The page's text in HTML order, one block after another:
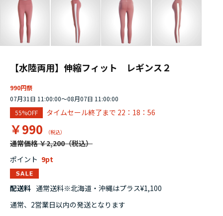
【水陸両用】伸縮フィット レギンス２
990円祭
07月31日 11:00:00～08月07日 11:00:00
55%OFF
タイムセール終了まで 22：18：55
￥990
通常価格 ￥2,200
ポイント 9
配送料 通常送料※北海道・沖縄はプラス¥1,100
通常、2営業日以内の発送となります